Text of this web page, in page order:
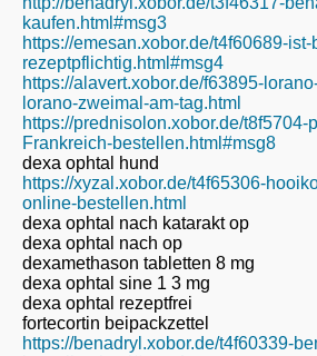
kaufen.html#msg3
https://emesan.xobor.de/t4f60689-ist-
rezeptpflichtig.html#msg4
https://alavert.xobor.de/f63895-
lorano-zweimal-am-tag.html
https://prednisolon.xobor.de/t8f5704-
Frankreich-bestellen.html#msg8
dexa ophtal hund
https://xyzal.xobor.de/t4f65306-
online-bestellen.html
dexa ophtal nach katarakt op
dexa ophtal nach op
dexamethason tabletten 8 mg
dexa ophtal sine 1 3 mg
dexa ophtal rezeptfrei
fortecortin beipackzettel
https://benadryl.xobor.de/t4f60339-